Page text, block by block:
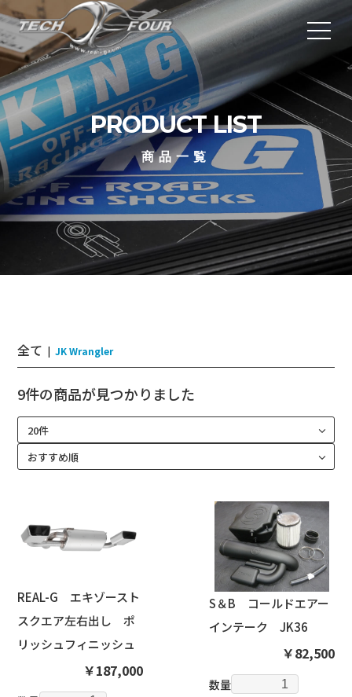
PRODUCT LIST
商品一覧
全て | JK Wrangler
9件の商品が見つかりました
REAL-G エキゾースト
スクエア左右出し ポ
リッシュフィニッシュ
￥187,000
S＆B コールドエアー
インテーク JK36
￥82,500
数量